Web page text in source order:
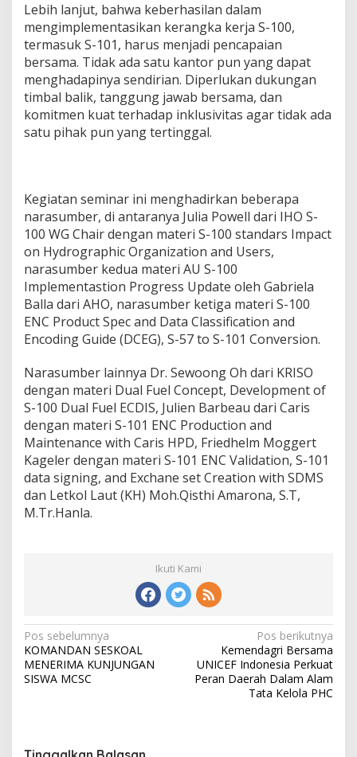
Lebih lanjut, bahwa keberhasilan dalam
mengimplementasikan kerangka kerja S-100,
termasuk S-101, harus menjadi pencapaian
bersama. Tidak ada satu kantor pun yang dapat
menghadapinya sendirian. Diperlukan dukungan
timbal balik, tanggung jawab bersama, dan
komitmen kuat terhadap inklusivitas agar tidak ada
satu pihak pun yang tertinggal.
Kegiatan seminar ini menghadirkan beberapa
narasumber, di antaranya Julia Powell dari IHO S-
100 WG Chair dengan materi S-100 standars Impact
on Hydrographic Organization and Users,
narasumber kedua materi AU S-100
Implementastion Progress Update oleh Gabriela
Balla dari AHO, narasumber ketiga materi S-100
ENC Product Spec and Data Classification and
Encoding Guide (DCEG), S-57 to S-101 Conversion.
Narasumber lainnya Dr. Sewoong Oh dari KRISO
dengan materi Dual Fuel Concept, Development of
S-100 Dual Fuel ECDIS, Julien Barbeau dari Caris
dengan materi S-101 ENC Production and
Maintenance with Caris HPD, Friedhelm Moggert
Kageler dengan materi S-101 ENC Validation, S-101
data signing, and Exchane set Creation with SDMS
dan Letkol Laut (KH) Moh.Qisthi Amarona, S.T,
M.Tr.Hanla.
Ikuti Kami
N
a
v
a
Pos sebelumnya
KOMANDAN SESKOAL
MENERIMA KUNJUNGAN
SISWA MCSC
Pos berikutnya
Kemendagri Bersama
UNICEF Indonesia Perkuat
Peran Daerah Dalam Alam
Tata Kelola PHC